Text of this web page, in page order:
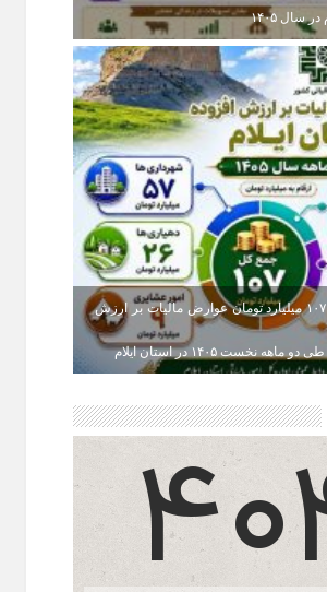
سال ۱۴۰۵
اینفوگرافی توزیع ۱۰۷ میلیارد تومان عوارض مالیات بر ارزش
نخست ۱۴۰۵ در استان ایلام